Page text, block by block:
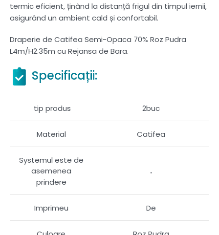
termic eficient, ținând la distanță frigul din timpul iernii,
asigurând un ambient cald și confortabil.
Draperie de Catifea Semi-Opaca 70% Roz Pudra
L4m/H2.35m cu Rejansa de Bara.
Specificații:
tip produs 2buc
Material Catifea
Systemul este de
asemenea
prindere
.
Imprimeu De